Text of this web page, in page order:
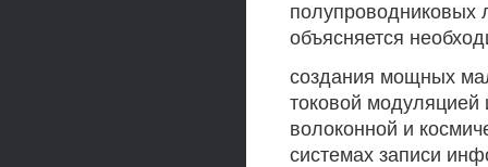
полупроводниковых
объясняется
создания мощных
токовой
волоконной и
системах записи